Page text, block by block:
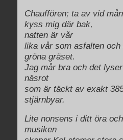
Chauffören; ta av vid
kyss mig där bak,
natten är vår
lika vår som asfalten och
gröna gräset.
Jag mår bra och det
näsrot
som är täckt av exakt
stjärnbyar.
Lite nonsens i ditt öra
musiken